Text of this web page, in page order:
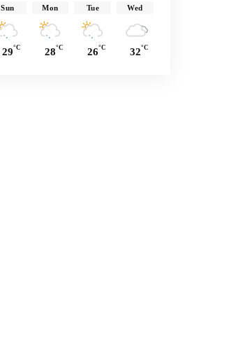
Sun
29°C
Mon
28°C
Tue
26°C
Wed
32°C